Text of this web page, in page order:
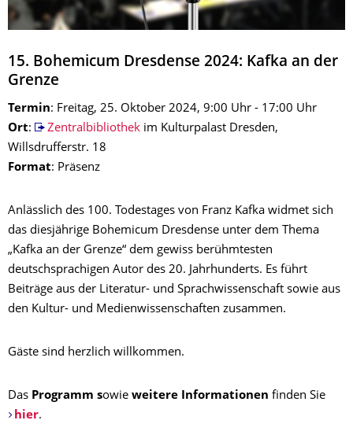
15. Bohemicum Dresdense 2024: Kafka an der
Grenze
Termin: Freitag, 25. Oktober 2024, 9:00 Uhr - 17:00 Uhr
Ort: Zentralbibliothekim Kulturpalast Dresden,
Willsdrufferstr. 18
Format: Präsenz
Anlässlich des 100. Todestages von Franz Kafka widmet sich
das diesjährige Bohemicum Dresdense unter dem Thema
„Kafka an der Grenze“ dem gewiss berühmtesten
deutschsprachigen Autor des 20. Jahrhunderts. Es führt
Beiträge aus der Literatur- und Sprachwissenschaft sowie aus
den Kultur- und Medienwissenschaften zusammen.
Gäste sind herzlich willkommen.
Das Programm sowie weitere Informationen finden Sie
hier.